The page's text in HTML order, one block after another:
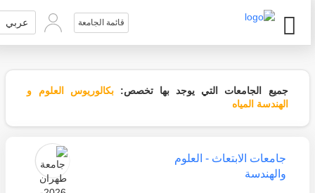
قائمة الجامعة عربي
جميع الجامعات التي يوجد بها تخصص:
بكالوريوس العلوم و
الهندسة المياه
جامعات الابتعاث - العلوم
والهندسة